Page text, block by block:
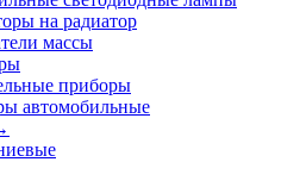
на радиатор
массы
приборы
автомобильные